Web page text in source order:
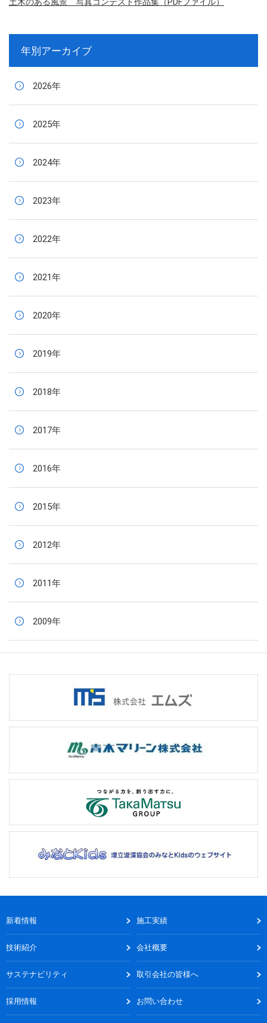
土木のある風景 写真コンテスト作品集（PDFファイル）
年別アーカイブ
2026年
2025年
2024年
2023年
2022年
2021年
2020年
2019年
2018年
2017年
2016年
2015年
2012年
2011年
2009年
新着情報 施工実績
技術紹介 会社概要
サステナビリティ 取引会社の皆様へ
採用情報 お問い合わせ